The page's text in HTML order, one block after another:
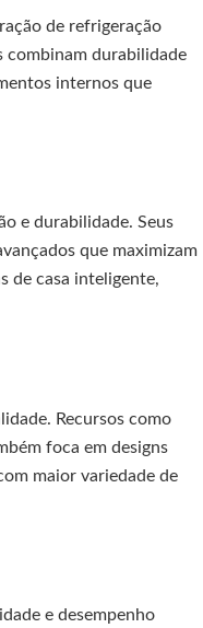
de refrigeração
combinam durabilidade
internos que
e durabilidade. Seus
que maximizam
de casa inteligente,
Recursos como
foca em designs
maior variedade de
e desempenho